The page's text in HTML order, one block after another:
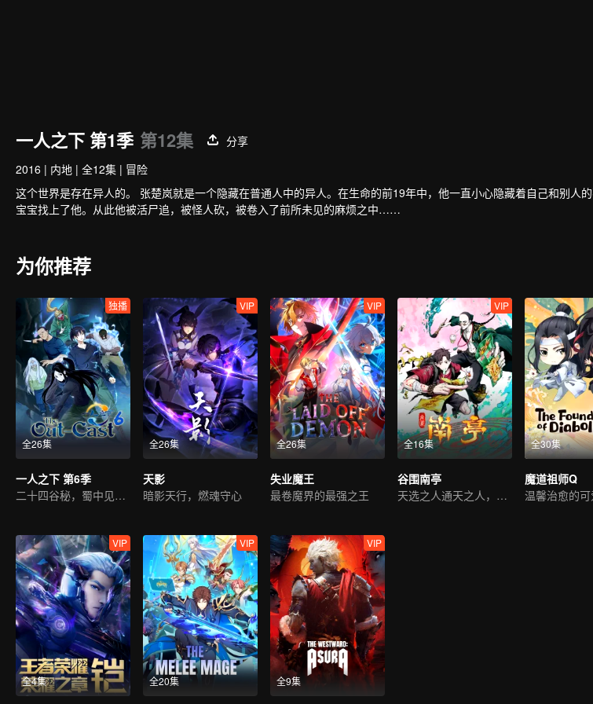
一人之下 第1季 第12集
分享
2016 | 内地 | 全12集 | 冒险
这个世界是存在异人的。 张楚岚就是一个隐藏在普通人中的异人。在生命的前19年中，他一直小心隐藏着自己和别人
宝宝找上了他。从此他被活尸追，被怪人砍，被卷入了前所未见的麻烦之中……
为你推荐
全26集
独播
一人之下 第6季
二十四谷秘，蜀中见故人
全26集
VIP
天影
暗影天行，燃魂守心
全26集
VIP
失业魔王
最卷魔界的最强之王
全16集
VIP
谷围南亭
天选之人通天之人，开战
全30集
魔道祖师Q
温馨治愈的
全4集
VIP
全20集
VIP
全9集
VIP